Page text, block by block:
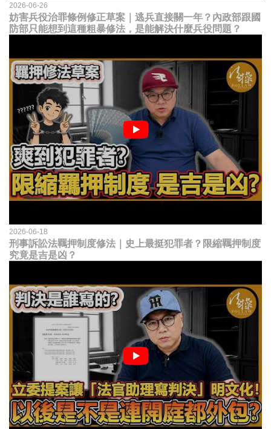
2026-06-26
妨害兵役治罪條例修正草案｜逃兵直接關一年？內政部跟國
防部只能想到這種粗暴修法，是能解決什麼兵役問題？
2026-06-18
刑事訴訟法羈押制度修法｜史上最挺犯罪者？限縮羈押制度
究竟是吉是凶？